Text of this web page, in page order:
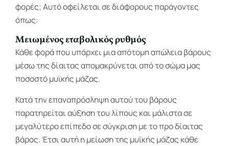
φορές; Αυτό οφείλεται σε διάφορους παράγοντες
όπως:
Μειωμένος εταβολικός ρυθμός
Κάθε φορά που υπάρχει μια απότομη απώλεια βάρους
μέσω της δίαιτας απομακρύνεται από το σώμα μας
ποσοστό μυϊκής μάζας.
Κατά την επαναπρόσληψη αυτού του βάρους
παρατηρείται αύξηση του λίπους και μάλιστα σε
μεγαλύτερο επίπεδο σε σύγκριση με το προ δίαιτας
βάρος. Έτσι αυτή η μείωση της μυϊκής μάζας κάθε